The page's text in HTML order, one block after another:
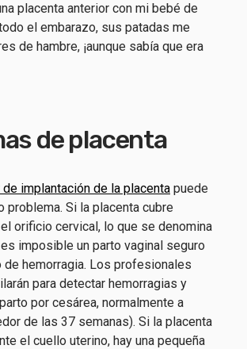
placenta anterior con mi bebé de
el embarazo, sus patadas me
de hambre, ¡aunque sabía que era
de placenta
de implantación de la placenta puede
problema. Si la placenta cubre
orificio cervical, lo que se denomina
imposible un parto vaginal seguro
hemorragia. Los profesionales
para detectar hemorragias y
por cesárea, normalmente a
de las 37 semanas). Si la placenta
el cuello uterino, hay una pequeña